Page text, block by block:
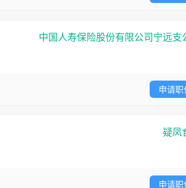
中国人寿保险股份有限公司宁远支
申请职
疑凤
申请职